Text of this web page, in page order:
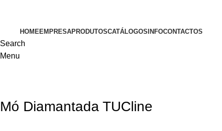
HOMEEMPRESAPRODUTOSCATÁLOGOS INFOCONTACTOS
Search
Menu
Mó Diamantada TUCline